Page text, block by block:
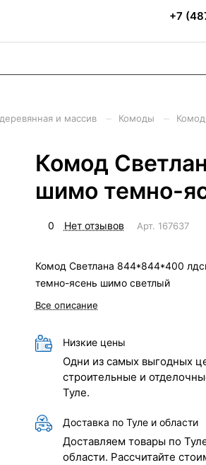
+7
и массив Комоды
Комод
шимо темно-
0 Нет отзывов Арт. 167637
Комод Светлана 844*844*400
темно-ясень шимо светлый
Все описание
Низкие цены
Одни из самых выгодных
строительные и
Туле.
Доставка по Туле и области
Доставляем товары по
области. Рассчитайте